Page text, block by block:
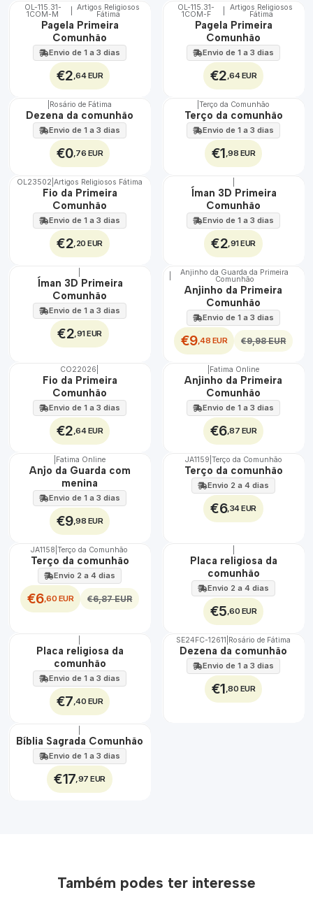
OL-115.31-
1COM-M
Artigos Religiosos
Fátima
Pagela Primeira
Comunhão
Envio de 1 a 3 dias
€2 ,64 EUR
OL-115.31-
1COM-F
Artigos Religiosos
Fátima
Pagela Primeira
Comunhão
Envio de 1 a 3 dias
€2 ,64 EUR
Rosário de Fátima
Dezena da comunhão
Envio de 1 a 3 dias
€0,76 EUR
|Terço da Comunhão
Terço da comunhão
Envio de 1 a 3 dias
€1 ,98 EUR
OL23502 Artigos Religiosos Fátima
Fio da Primeira
Comunhão
Envio de 1 a 3 dias
€2 ,20 EUR
Íman 3D Primeira
Comunhão
Envio de 1 a 3 dias
€2 ,91 EUR
Íman 3D Primeira
Comunhão
Envio de 1 a 3 dias
€2 ,91 EUR
DESCONTO
Anjinho da Guarda da Primeira
Comunhão
Anjinho da Primeira
Comunhão
Envio de 1 a 3 dias
€9,48 EUR €9,98 EUR
CO22026
Fio da Primeira
Comunhão
Envio de 1 a 3 dias
€2 ,64 EUR
Fatima Online
Anjinho da Primeira
Comunhão
Envio de 1 a 3 dias
€6,87 EUR
Não Disponível
Fatima Online
Anjo da Guarda com
menina
Envio de 1 a 3 dias
€9,98 EUR
JA1159 Terço da Comunhão
Terço da comunhão
Envio 2 a 4 dias
€6,34 EUR
DESCONTO
JA1158 |Terço da Comunhão
Terço da comunhão
Envio 2 a 4 dias
€6,60 EUR €6,87 EUR
Placa religiosa da
comunhão
Envio 2 a 4 dias
€5 ,60 EUR
Não Disponível
Placa religiosa da
comunhão
Envio de 1 a 3 dias
€7 ,40 EUR
TOP
SE24FC-12611 Rosário de Fátima
Dezena da comunhão
Envio de 1 a 3 dias
€1 ,80 EUR
Bíblia Sagrada Comunhão
Envio de 1 a 3 dias
€17 ,97 EUR
Também podes ter interesse